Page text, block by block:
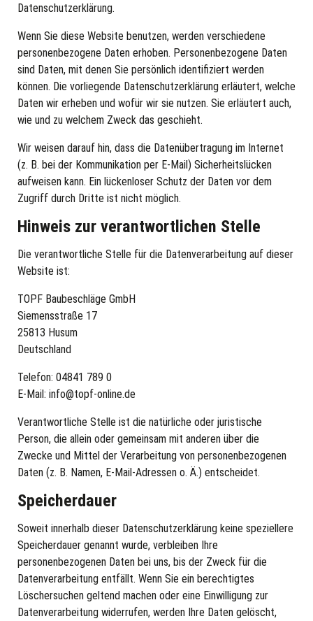
Datenschutzerklärung.
Wenn Sie diese Website benutzen, werden verschiedene
personenbezogene Daten erhoben. Personenbezogene Daten
sind Daten, mit denen Sie persönlich identifiziert werden
können. Die vorliegende Datenschutzerklärung erläutert, welche
Daten wir erheben und wofür wir sie nutzen. Sie erläutert auch,
wie und zu welchem Zweck das geschieht.
Wir weisen darauf hin, dass die Datenübertragung im Internet
(z. B. bei der Kommunikation per E-Mail) Sicherheitslücken
aufweisen kann. Ein lückenloser Schutz der Daten vor dem
Zugriff durch Dritte ist nicht möglich.
Hinweis zur verantwortlichen Stelle
Die verantwortliche Stelle für die Datenverarbeitung auf dieser
Website ist:
TOPF Baubeschläge GmbH
Siemensstraße 17
25813 Husum
Deutschland
Telefon: 04841 789 0
E-Mail: info@topf-online.de
Verantwortliche Stelle ist die natürliche oder juristische
Person, die allein oder gemeinsam mit anderen über die
Zwecke und Mittel der Verarbeitung von personenbezogenen
Daten (z. B. Namen, E-Mail-Adressen o. Ä.) entscheidet.
Speicherdauer
Soweit innerhalb dieser Datenschutzerklärung keine speziellere
Speicherdauer genannt wurde, verbleiben Ihre
personenbezogenen Daten bei uns, bis der Zweck für die
Datenverarbeitung entfällt. Wenn Sie ein berechtigtes
Löschersuchen geltend machen oder eine Einwilligung zur
Datenverarbeitung widerrufen, werden Ihre Daten gelöscht,